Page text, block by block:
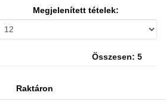
Megjelenített tételek:
Összesen: 5
Raktáron